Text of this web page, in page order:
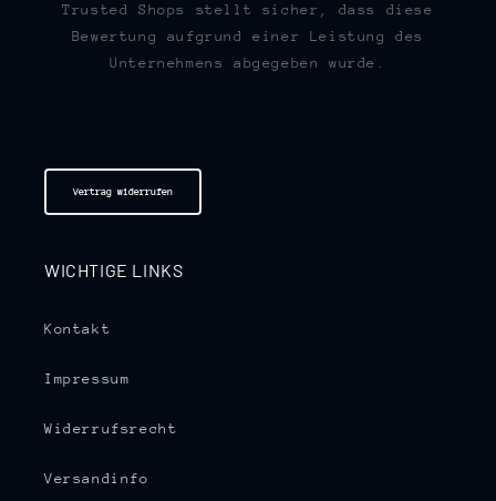
Trusted Shops stellt sicher, dass diese
Bewertung aufgrund einer Leistung des
Unternehmens abgegeben wurde.
Vertrag widerrufen
WICHTIGE LINKS
Kontakt
Impressum
Widerrufsrecht
Versandinfo